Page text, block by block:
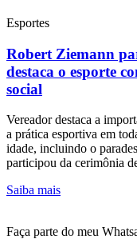
Esportes
Robert Ziemann
destaca o esporte
social
Vereador destaca a
a prática esportiva em
idade, incluindo o
participou da cerimônia
Saiba mais
Faça parte do meu